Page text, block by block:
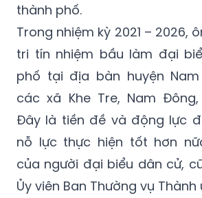
thành phố.
Trong nhiệm kỳ 2021 – 2026,
tri tín nhiệm bầu làm đại
phố tại địa bàn huyện
các xã Khe Tre, Nam
Đây là tiền đề và động lực
nỗ lực thực hiện tốt hơn
của người đại biểu dân cử,
Ủy viên Ban Thường vụ Thành